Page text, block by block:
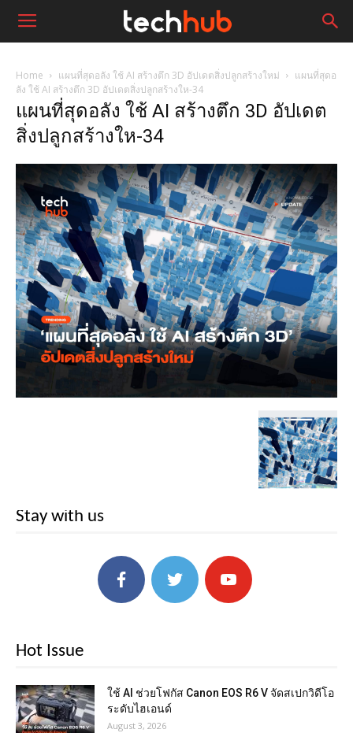
Home แผนที่สุดอลัง ใช้ AI สร้างตึก 3D อัปเดตสิ่งปลูกสร้างใหม่
แผนที่สุดอ
ลัง ใช้ AI สร้างตึก 3D อัปเดตสิ่งปลูกสร้างให-34
แผนที่สุดอลัง ใช้ AI สร้างตึก 3D อัปเดต
สิ่งปลูกสร้างให-34
Stay with us
Hot Issue
ใช้ AI ช่วยโฟกัส Canon EOS R6 V จัดสเปกวิดีโอ
ระดับไฮเอนด์
August 3, 2026